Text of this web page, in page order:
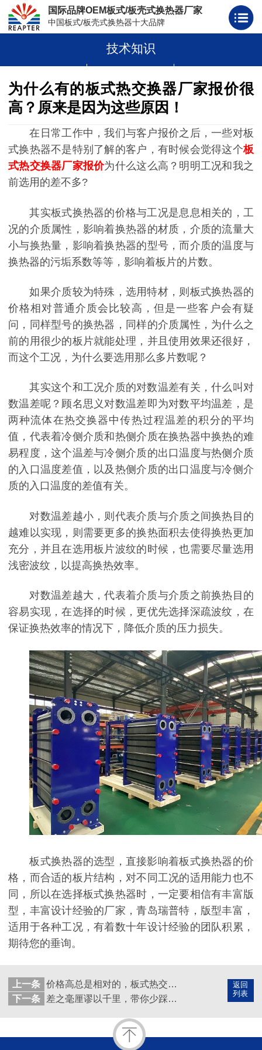
国际品牌OEM板式/板壳式换热器厂家
中国板式/板壳式换热器十大品牌
板壳式换热器
技术知识
为什么有的板式热交换器厂家报价很
高？原来是因为这些原因！
在日常工作中，我们与客户报价之后，一些对板
式换热器不是特别了解的客户，有时候会觉得这个板
式热交换器厂家报价为什么这么高？明明工况和我之
前选用的差不多?
其实板式换热器的价格与工况是息息相关的，工
况的介质属性，影响着换热器的材质，介质的流量大
小与换热量，影响着换热器的型号，而介质的温度与
换热器的污垢系数等等，影响着板片的片数。
如果介质较为特殊，选用特材，则板式换热器的
价格相对普通介质会比较高，但是一些客户会有疑
问，同样型号的换热器，同样的介质属性，为什么之
前的用很少的板片就能处理，并且使用效果还很好，
而这个工况，为什么要选用那么多片数呢？
其实这个和工况介质的对数温差有关，什么叫对
数温差呢？顾名思义对数温差即为对数平均温差，是
两种流体在热交换器中传热过程温差的积分的平均
值，代表着冷侧介质和热侧介质在换热器中换热的难
易程度，这个温差与冷侧介质的出口温度与热侧介质
的入口温度差值，以及热侧介质的出口温度与冷侧介
质的入口温度的差值有关。
对数温差越小，则代表介质与介质之间换热目的
越难以实现，则需要更多的换热面积去使得换热更加
充分，并且在选用板片波纹的时候，也需要尽量选用
浅密波纹，以提高换热效率。
对数温差越大，代表着介质与介质之前换热目的
容易实现，在选择的时候，更优先选择深疏波纹，在
保证换热效率的情况下，降低介质的压力损失。
板式换热器的选型，直接影响着板式换热器的价
格，而合适的板片结构，对不同工况的适用能力也不
同，所以在选择板式换热器时，一定要相信有丰富版
型，丰富设计经验的厂家，青岛瑞普特，版型丰富，
适用于各种工况，有着数十年设计经验的团队积累，
期待您的垂询。
返回
列表
上一条
价格高总是相对的，板式热交换器板片原材料生产厂家要背这个锅！
下一条
差之毫厘谬以千里，带你少踩选购板式热交换器配件时的那些坑